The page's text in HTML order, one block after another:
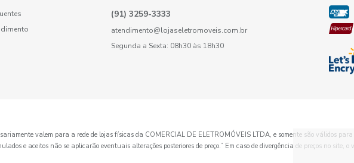
(91) 3259-3333
atendimento@lojaseletromoveis.com.br
Segunda a Sexta: 08h30 às 18h30
valem para a rede de lojas físicas da COMERCIAL DE ELETROMÓVEIS LTDA, e somente são válidos
e aceitos não se aplicarão eventuais alterações posteriores de preço.” Em caso de divergência de preços no site, o